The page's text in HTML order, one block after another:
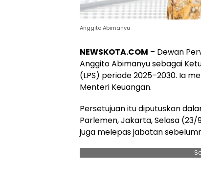
Anggito Abimanyu
NEWSKOTA.COM – Dewan
Anggito Abimanyu sebagai
(LPS) periode 2025–2030. Ia
Menteri Keuangan.
Persetujuan itu diputuskan
Parlemen, Jakarta, Selasa
juga melepas jabatan